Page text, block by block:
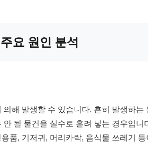
요 원인 분석
해 발생할 수 있습니다. 흔히 발생하는
될 물건을 실수로 흘려 넣는 경우입니
품, 기저귀, 머리카락, 음식물 쓰레기 등